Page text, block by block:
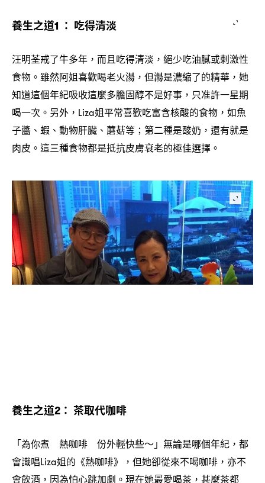
養生之道1 ： 吃得清淡
汪明荃戒了牛多年 ， 而且吃得清淡 ， 絕少吃油膩或刺激性
食物。雖然阿姐喜歡喝老火湯 ， 但湯是濃縮了的精華 ， 她
知道這個年紀吸收這麼多膽固醇不是好事 ， 只准許一星期
喝一次。另外 ，Liza姐平常喜歡吃富含核酸的食物 ， 如魚
子醬、蝦、動物肝臟、蘑菇等 ； 第二種是酸奶 ， 還有就是
肉皮。這三種食物都是抵抗皮膚衰老的極佳選擇。
養生之道2： 茶取代咖啡
「為你煮 熱咖啡 份外輕快些～」無論是哪個年紀 ， 都
會識唱Liza姐的《熱咖啡》 ， 但她卻從來不喝咖啡 ， 亦不
會飲酒 ， 因為怕心跳加劇。現在她最愛喝茶 ， 甚麼茶都